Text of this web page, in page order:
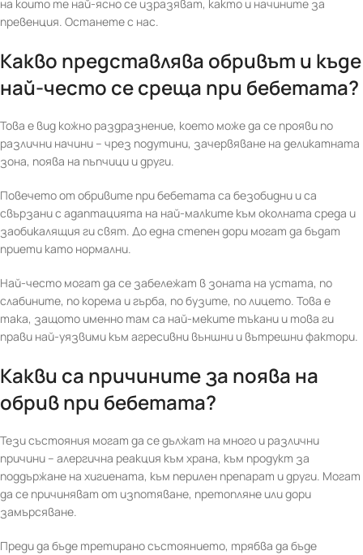
на които те най-ясно се изразяват, както и начините за
превенция. Останете с нас.
Какво представлява обривът и къде
най-често се среща при бебетата?
Това е вид кожно раздразнение, което може да се прояви по
различни начини – чрез подутини, зачервяване на деликатната
зона, поява на пъпчици и други.
Повечето от обривите при бебетата са безобидни и са
свързани с адаптацията на най-малките към околната среда и
заобикалящия ги свят. До една степен дори могат да бъдат
приети като нормални.
Най-често могат да се забележат в зоната на устата, по
слабините, по корема и гърба, по бузите, по лицето. Това е
така, защото именно там са най-меките тъкани и това ги
прави най-уязвими към агресивни външни и вътрешни фактори.
Какви са причините за поява на
обрив при бебетата?
Тези състояния могат да се дължат на много и различни
причини – алергична реакция към храна, към продукт за
поддържане на хигиената, към перилен препарат и други. Могат
да се причиняват от изпотяване, претопляне или дори
замърсяване.
Преди да бъде третирано състоянието, трябва да бъде